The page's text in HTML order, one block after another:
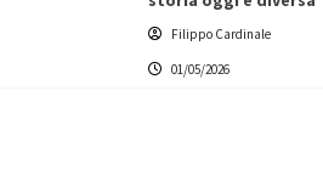
Filippo Cardinale
01/05/2026